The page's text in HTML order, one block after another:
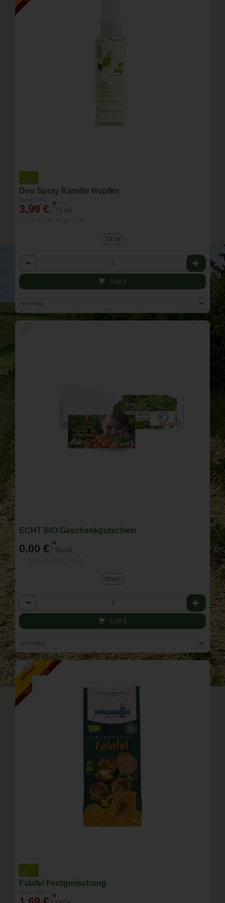
Deo Spray Kamille Hopfen
3,99 € *
/ 75 ml
75 ml
Anzahl
3,99 €
ECHT BIO Geschenkgutschein
0,00 € *
/ Stück
Stück
Anzahl
0,00 €
Aktion!
bis zum 15.8.2026
Falafel Fertigmischung
*